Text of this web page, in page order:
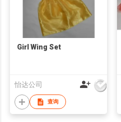
Girl Wing Set
怡达公司
查询